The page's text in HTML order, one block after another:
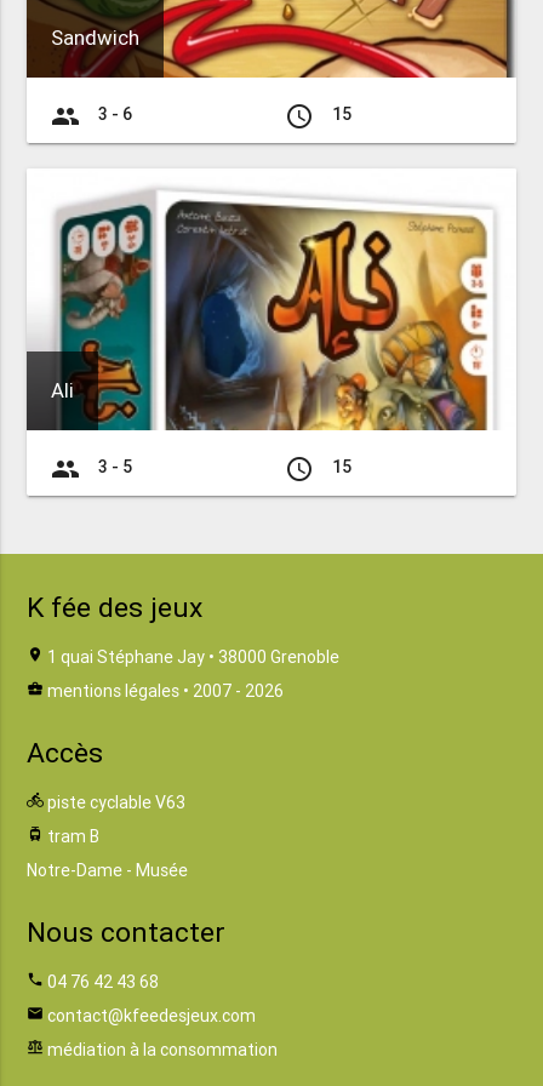
Sandwich
group 3 - 6 access_time 15
Ali
group 3 - 5 access_time 15
K fée des jeux
location_on 1 quai Stéphane Jay • 38000 Grenoble
business_center mentions légales • 2007 - 2026
Accès
directions_bike piste cyclable V63
tram tram B
Notre-Dame - Musée
Nous contacter
phone 04 76 42 43 68
email contact@kfeedesjeux.com
balance médiation à la consommation